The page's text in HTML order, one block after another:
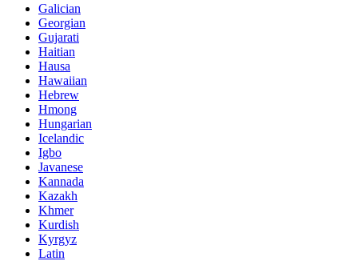
Galician
Georgian
Gujarati
Haitian
Hausa
Hawaiian
Hebrew
Hmong
Hungarian
Icelandic
Igbo
Javanese
Kannada
Kazakh
Khmer
Kurdish
Kyrgyz
Latin